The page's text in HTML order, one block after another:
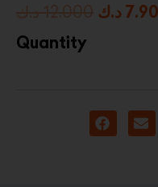
Original
د.ك
Quantity